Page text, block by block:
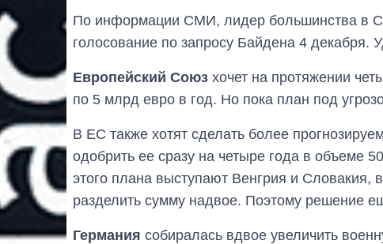
По информации СМИ, лидер большинства в
голосование по запросу Байдена 4 декабря.
Европейский Союз хочет на протяжении
по 5 млрд евро в год. Но пока план под
В ЕС также хотят сделать более
одобрить ее сразу на четыре года в объеме
этого плана выступают Венгрия и Словакия,
разделить сумму надвое. Поэтому решение
Германия собиралась вдвое увеличить